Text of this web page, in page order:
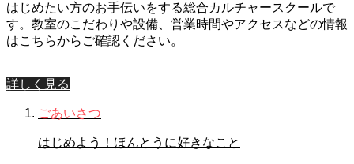
はじめたい方のお手伝いをする総合カルチャースクールで
す。教室のこだわりや設備、営業時間やアクセスなどの情報
はこちらからご確認ください。
詳しく見る
ごあいさつ
はじめよう！ほんとうに好きなこと